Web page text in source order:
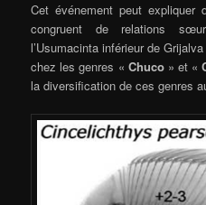
Cet événement peut expliquer
congruent de relations
l’Usumacinta inférieur de
chez les genres « Chuco» et «
la diversification de ces genres